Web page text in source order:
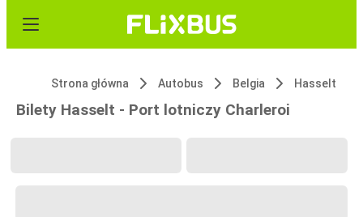
Strona główna Autobus Belgia Hasselt
Bilety Hasselt - Port lotniczy Charleroi